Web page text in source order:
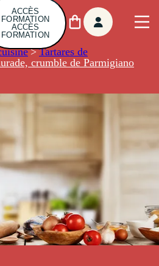
ACCÈS
FORMATION
ACCÈS
FORMATION
> Tartares de
crumble de Parmigiano